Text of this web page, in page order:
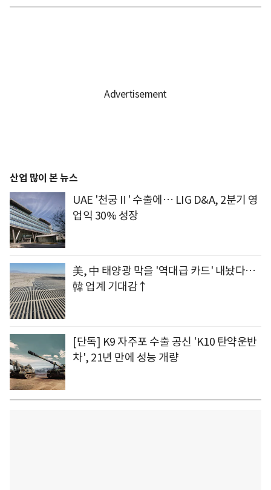
산업 많이 본 뉴스
UAE '천궁Ⅱ' 수출에… LIG D&A, 2분기 영
업익 30% 성장
美, 中 태양광 막을 '역대급 카드' 내놨다…
韓 업계 기대감↑
[단독] K9 자주포 수출 공신 'K10 탄약운반
차', 21년 만에 성능 개량